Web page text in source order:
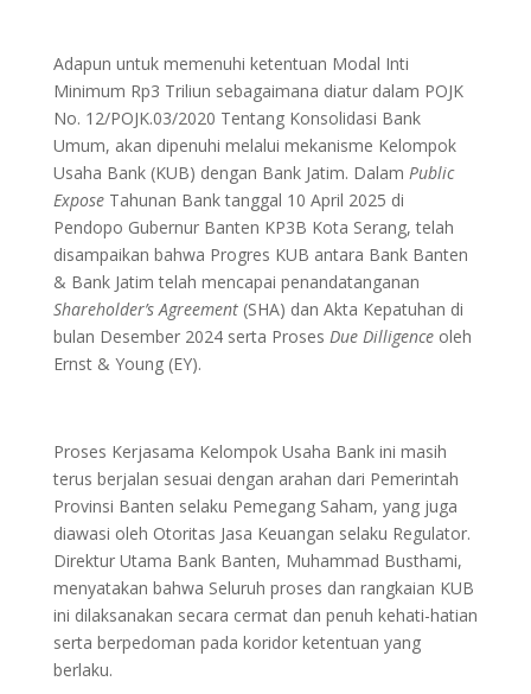
Adapun untuk memenuhi ketentuan Modal Inti
Minimum Rp3 Triliun sebagaimana diatur dalam POJK
No. 12/POJK.03/2020 Tentang Konsolidasi Bank
Umum, akan dipenuhi melalui mekanisme Kelompok
Usaha Bank (KUB) dengan Bank Jatim. Dalam Public
ExposeTahunan Bank tanggal 10 April 2025 di
Pendopo Gubernur Banten KP3B Kota Serang, telah
disampaikan bahwa Progres KUB antara Bank Banten
& Bank Jatim telah mencapai penandatanganan
Shareholder’s Agreement(SHA) dan Akta Kepatuhan di
bulan Desember 2024 serta Proses Due Dilligenceoleh
Ernst & Young (EY).
Proses Kerjasama Kelompok Usaha Bank ini masih
terus berjalan sesuai dengan arahan dari Pemerintah
Provinsi Banten selaku Pemegang Saham, yang juga
diawasi oleh Otoritas Jasa Keuangan selaku Regulator.
Direktur Utama Bank Banten, Muhammad Busthami,
menyatakan bahwa Seluruh proses dan rangkaian KUB
ini dilaksanakan secara cermat dan penuh kehati-hatian
serta berpedoman pada koridor ketentuan yang
berlaku.